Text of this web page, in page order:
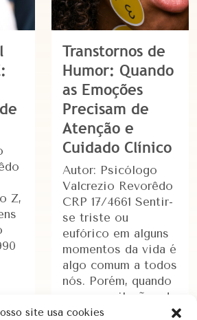
site usa cookies
Z,
e
Transtornos de
Humor: Quando
as Emoções
Precisam de
Atenção e
Cuidado Clínico
Autor: Psicólogo
Valcrezio Revorêdo
CRP 17/4661 Sentir-
se triste ou
eufórico em alguns
momentos da vida é
algo comum a todos
nós. Porém, quando
essas oscilações de
humor se tornam